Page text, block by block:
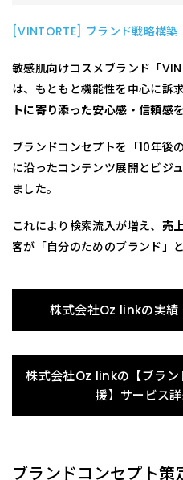
[VINTORTE] ブランド戦略構築
敏感肌向けコスメブランド「
は、もともと機能性を中心に訴
トに寄り添った安心感・信頼感
ブランドコンセプトを「10年後
に沿ったコンテンツ展開とビジ
ました。
これにより検索流入が増え、 売
客が「自分のためのブランド」
株式会社Oz linkの実績
株式会社Oz linkの【ブラン
援】サービス
ブランドコンセプト